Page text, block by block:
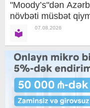
"Moody’s"dən
növbəti müsbət
07.08.2026